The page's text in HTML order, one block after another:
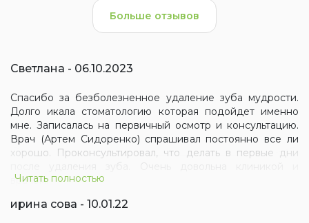
Больше отзывов
Светлана - 06.10.2023
Спасибо за безболезненное удаление зуба мудрости.
Долго икала стоматологию которая подойдет именно
мне. Записалась на первичный осмотр и консультацию.
Врач (Артем Сидоренко) спрашивал постоянно все ли
хорошо. Проконсультировал, что делать в первые дни
врачом.
Читать полностью
ирина сова - 10.01.22